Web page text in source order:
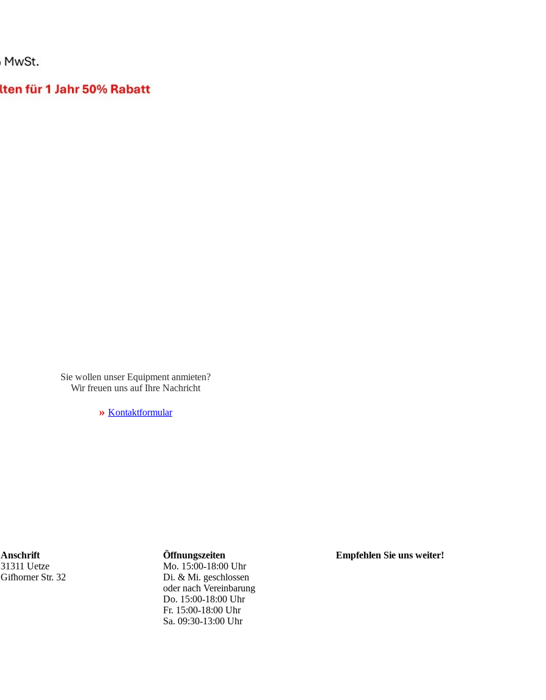
Sie wollen unser Equipment anmieten?
Wir freuen uns auf Ihre Nachricht
» Kontaktformular
Anschrift
31311 Uetze
Gifhorner Str. 32
Öffnungszeiten
Mo. 15:00-18:00 Uhr
Di. & Mi. geschlossen
oder nach Vereinbarung
Do. 15:00-18:00 Uhr
Fr. 15:00-18:00 Uhr
Sa. 09:30-13:00 Uhr
Empfehlen Sie uns weiter!